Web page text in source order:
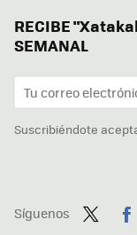
RECIBE
SEMANAL
Suscribiéndote
Síguenos